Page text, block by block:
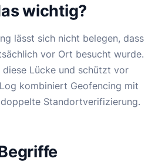
wichtig?
lässt sich nicht belegen, dass
vor Ort besucht wurde.
Lücke und schützt vor
kombiniert Geofencing mit
Standortverifizierung.